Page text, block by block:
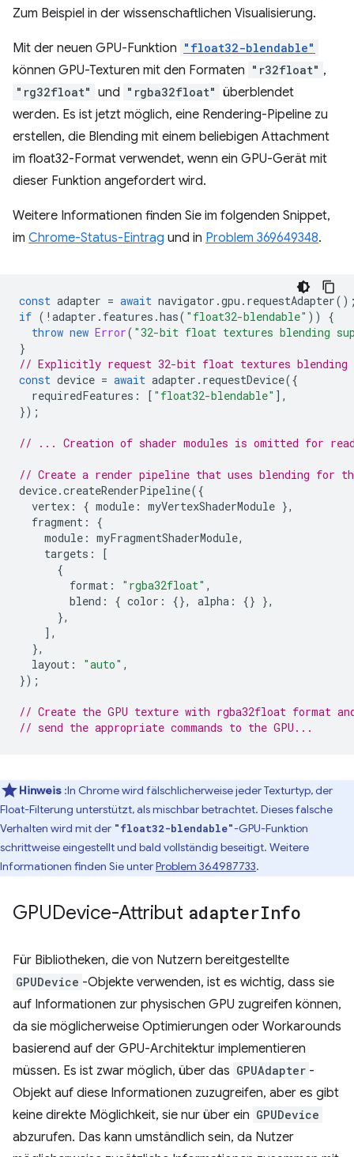
Zum Beispiel in der wissenschaftlichen Visualisierung.
Mit der neuen GPU-Funktion "float32-blendable"
können GPU-Texturen mit den Formaten "r32float" ,
"rg32float" und "rgba32float" überblendet
werden. Es ist jetzt möglich, eine Rendering-Pipeline zu
erstellen, die Blending mit einem beliebigen Attachment
im float32-Format verwendet, wenn ein GPU-Gerät mit
dieser Funktion angefordert wird.
Weitere Informationen finden Sie im folgenden Snippet,
im Chrome-Status-Eintrag und in Problem 369649348.
const adapter = await navigator .gpu . requestAdapter
if ( ! adapter . features .has( "float32-blendable" ))
{
throw new Error( "32-bit float textures blending
}
// Explicitly request 32-bit float textures blending
const device = await adapter . requestDevice({
requiredFeatures : [ "float32-blendable" ],
});
// ... Creation of shader modules is omitted for
// Create a render pipeline that uses blending for
device.createRenderPipeline({
vertex : { module : myVertexShaderModule },
fragment :
{
module : myFragmentShaderModule,
targets :
[
{
format : "rgba32float" ,
blend : { color : {}, alpha : {} },
},
],
},
layout : "auto" ,
});
// Create the GPU texture with rgba32float format
// send the appropriate commands to the GPU...
Hinweis :In Chrome wird fälschlicherweise jeder Texturtyp, der
Float-Filterung unterstützt, als mischbar betrachtet. Dieses falsche
Verhalten wird mit der "float32-blendable"-GPU-Funktion
schrittweise eingestellt und bald vollständig beseitigt. Weitere
Informationen finden Sie unterProblem 364987733.
GPUDevice-Attribut adapterInfo
Für Bibliotheken, die von Nutzern bereitgestellte
GPUDevice -Objekte verwenden, ist es wichtig, dass sie
auf Informationen zur physischen GPU zugreifen können,
da sie möglicherweise Optimierungen oder Workarounds
basierend auf der GPU-Architektur implementieren
müssen. Es ist zwar möglich, über das GPUAdapter -
Objekt auf diese Informationen zuzugreifen, aber es gibt
keine direkte Möglichkeit, sie nur über ein GPUDevice
abzurufen. Das kann umständlich sein, da Nutzer